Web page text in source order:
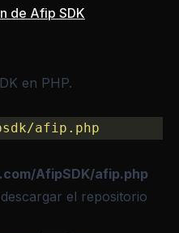
de Afip SDK
en PHP.
afip.php
AfipSDK/afip.php
el repositorio